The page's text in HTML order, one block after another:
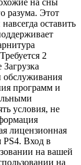
разума. Этот
оставить
2
обслуживания
программ и
условия, не
лицензионная
PS4. Вход в
на вашей
на